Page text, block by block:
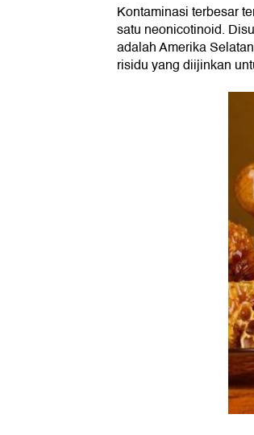
Kontaminasi terbesar
satu neonicotinoid.
adalah Amerika
risidu yang diijinkan